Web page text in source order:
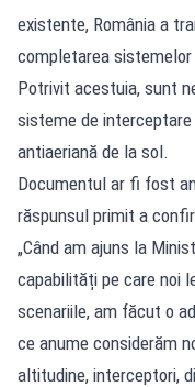
existente, România a
completarea sistemelor
Potrivit acestuia, sunt
sisteme de
antiaeriană de la sol.
Documentul ar fi fost
răspunsul primit a
„Când am ajuns la
capabilități pe care noi
scenariile, am făcut o
ce anume considerăm
altitudine, interceptori,